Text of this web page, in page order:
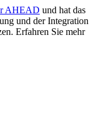
AHEAD und hat das
und der Integration
Erfahren Sie mehr